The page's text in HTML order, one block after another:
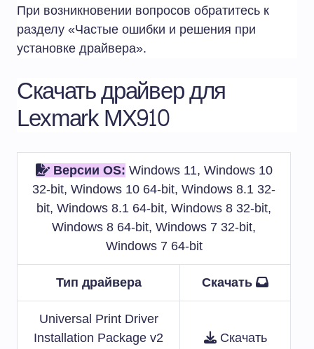
При возникновении вопросов обратитесь к
разделу «Частые ошибки и решения при
установке драйвера».
Скачать драйвер для
Lexmark MX910
Версии OS: Windows 11, Windows 10
32-bit, Windows 10 64-bit, Windows 8.1 32-
bit, Windows 8.1 64-bit, Windows 8 32-bit,
Windows 8 64-bit, Windows 7 32-bit,
Windows 7 64-bit
Тип драйвера Скачать
Universal Print Driver
Installation Package v2
Скачать